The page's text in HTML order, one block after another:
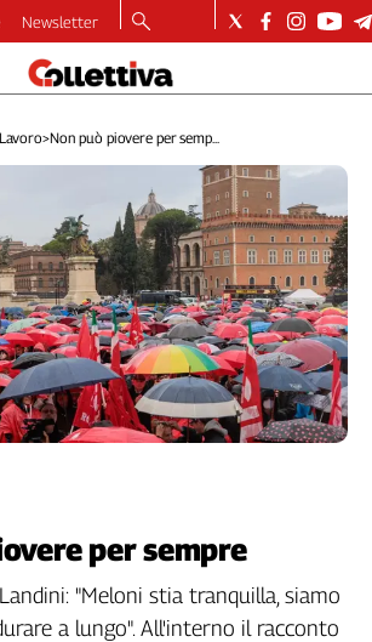
Newsletter
>Non può piovere per semp...
per sempre
"Meloni stia tranquilla, siamo
a lungo". All'interno il racconto